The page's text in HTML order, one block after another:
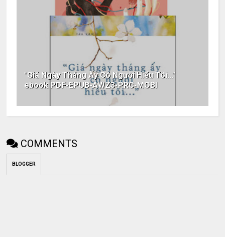
"Giá Ngày Tháng Ấy Có Người Hiểu Tôi..."
ebook PDF-EPUB-AWZ3-PRC-MOBI
COMMENTS
BLOGGER